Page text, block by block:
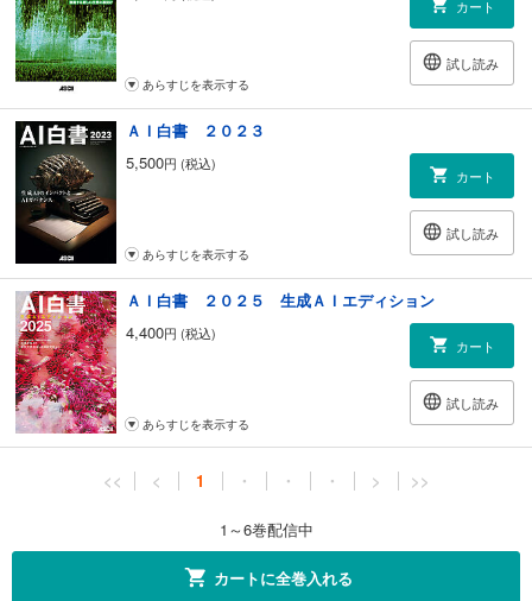
カート
試し読み
あらすじを表示する
ＡＩ白書 ２０２３
5,500円 (税込)
カート
試し読み
あらすじを表示する
ＡＩ白書 ２０２５ 生成ＡＩエディション
4,400円 (税込)
カート
試し読み
あらすじを表示する
<< < 1 ・ ・ ・ > >>
1～6巻配信中
カートに全巻入れる